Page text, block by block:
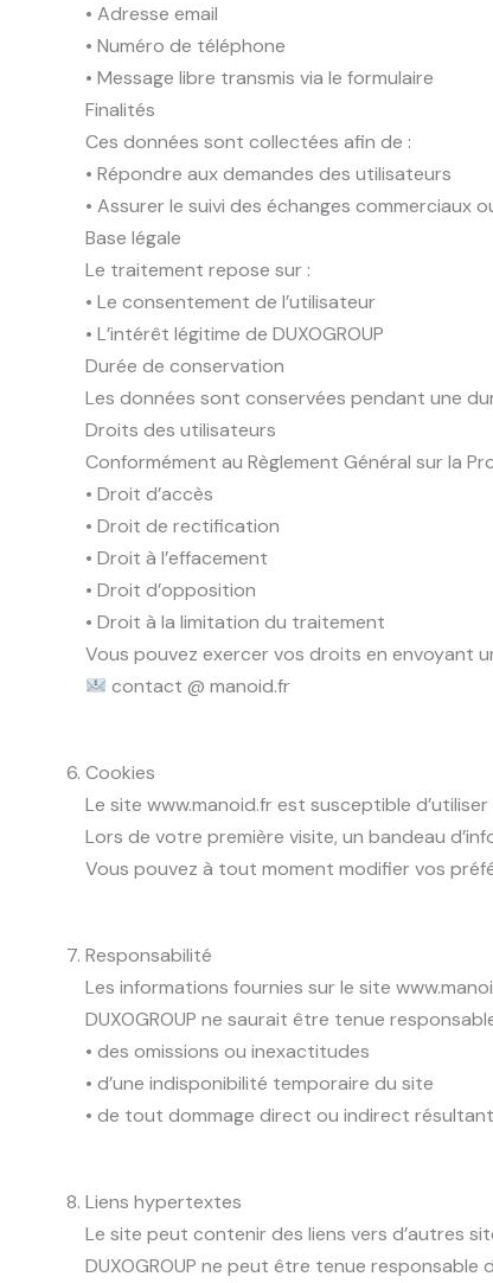
• Adresse email
• Numéro de téléphone
• Message libre transmis via le formulaire
Finalités
Ces données sont collectées afin de :
• Répondre aux demandes des utilisateurs
• Assurer le suivi des échanges commerciaux
Base légale
Le traitement repose sur :
• Le consentement de l’utilisateur
• L’intérêt légitime de DUXOGROUP
Durée de conservation
Les données sont conservées pendant une
Droits des utilisateurs
Conformément au Règlement Général sur la
• Droit d’accès
• Droit de rectification
• Droit à l’effacement
• Droit d’opposition
• Droit à la limitation du traitement
Vous pouvez exercer vos droits en envoyant
contact @ manoid.fr
Cookies
Le site www.manoid.fr est susceptible
Lors de votre première visite, un bandeau
Vous pouvez à tout moment modifier vos
Responsabilité
Les informations fournies sur le site
DUXOGROUP ne saurait être tenue
• des omissions ou inexactitudes
• d’une indisponibilité temporaire du site
• de tout dommage direct ou indirect
Liens hypertextes
Le site peut contenir des liens vers d’autres
DUXOGROUP ne peut être tenue